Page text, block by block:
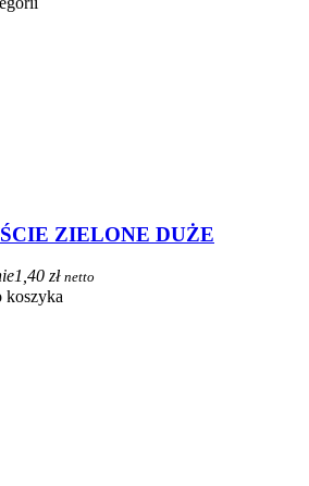
ZIELONE DUŻE
1,40 zł netto
koszyka